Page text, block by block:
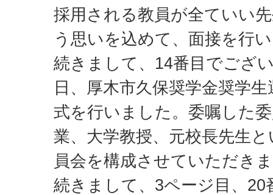
採用される教員が全ていい
う思いを込めて、面接を行
続きまして、14番目でござ
日、厚木市久保奨学金奨学
式を行いました。委嘱した
業、大学教授、元校長先生
員会を構成させていただき
続きまして、3ページ目、